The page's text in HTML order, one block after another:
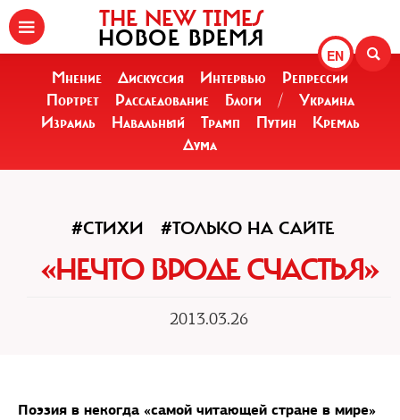
EN
THE NEW TIMES
НОВОЕ ВРЕМЯ
Мнение Дискуссия Интервью
Репрессии
Портрет
Расследование Блоги /
Украина
Израиль
Навальный Трамп Путин
Кремль
Дума
#СТИХИ #ТОЛЬКО НА САЙТЕ
«НЕЧТО ВРОДЕ СЧАСТЬЯ»
2013.03.26
Поэзия в некогда «самой читающей стране в мире»